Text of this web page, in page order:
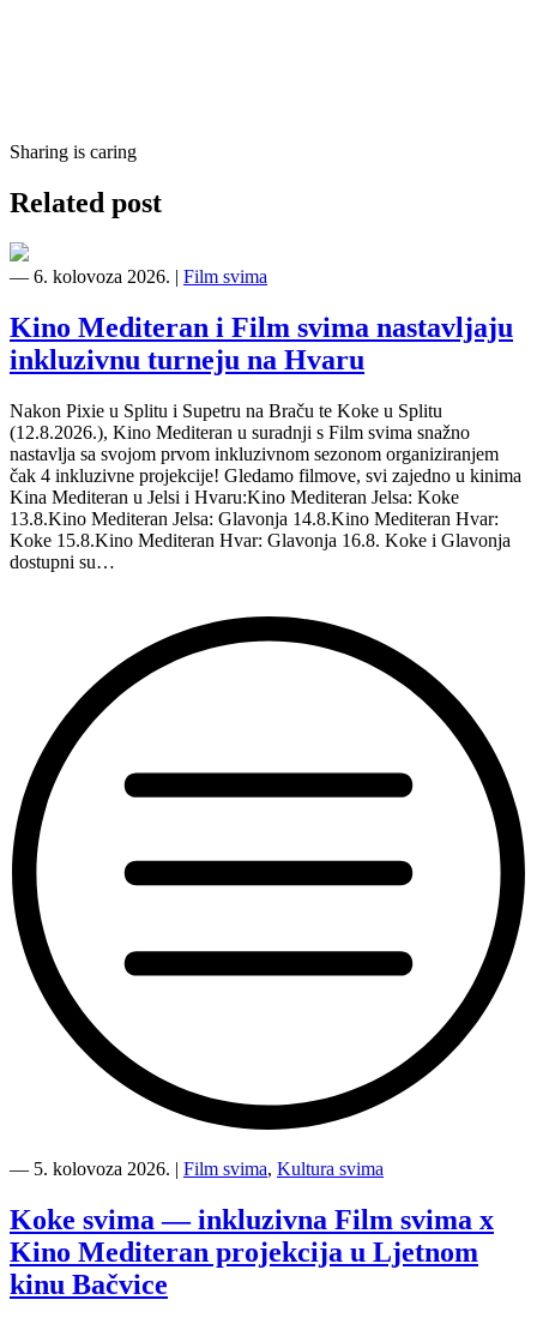
Sharing is caring
Related post
― 6. kolovoza 2026. | Film svima
Kino Mediteran i Film svima nastavljaju
inkluzivnu turneju na Hvaru
Nakon Pixie u Splitu i Supetru na Braču te Koke u Splitu
(12.8.2026.), Kino Mediteran u suradnji s Film svima snažno
nastavlja sa svojom prvom inkluzivnom sezonom organiziranjem
čak 4 inkluzivne projekcije! Gledamo filmove, svi zajedno u kinima
Kina Mediteran u Jelsi i Hvaru:Kino Mediteran Jelsa: Koke
13.8.Kino Mediteran Jelsa: Glavonja 14.8.Kino Mediteran Hvar:
Koke 15.8.Kino Mediteran Hvar: Glavonja 16.8. Koke i Glavonja
dostupni su…
Mediteran
Film
svima
nastavljaju
inkluzivnu
turneju
― 5. kolovoza 2026. | Film svima, Kultura svima
Koke svima — inkluzivna Film svima x
Kino Mediteran projekcija u Ljetnom
kinu Bačvice